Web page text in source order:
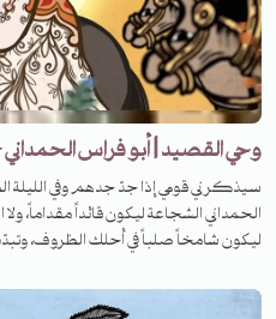
وحي القصيد | أبو فراس
سيذكرني قومي إذا جدّ جدهم وفي الليلة
الحمداني الشجاعة ليكون قائداً مقداماً، ولا
ليكون شامخاً صلباً في أحلك الظروف،
وراءها؟ تابعوا الحلقة من برنامج وحي